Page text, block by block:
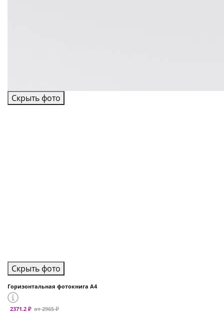
Скрыть фото
Скрыть фото
Горизонтальная фотокнига А4
2371.2 ₽ от 2965 ₽